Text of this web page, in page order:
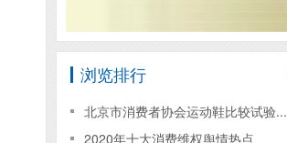
浏览排行
北京市消费者协会运动鞋比较试验...
2020年十大消费维权舆情热点